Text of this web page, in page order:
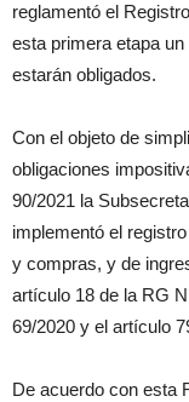
reglamentó el
esta primera etapa
estarán obligados.
Con el objeto de
obligaciones
90/2021 la
implementó el
y compras, y de
artículo 18 de la RG
69/2020 y el artículo
De acuerdo con esta